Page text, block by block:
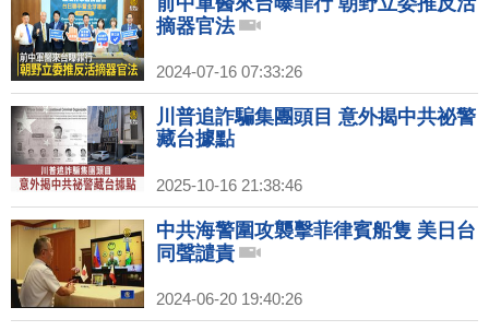
摘器官法
2024-07-16 07:33:26
川普追詐騙集團頭目 意外揭中共祕警
藏台據點
2025-10-16 21:38:46
中共海警圍攻襲擊菲律賓船隻 美日台
同聲譴責
2024-06-20 19:40:26